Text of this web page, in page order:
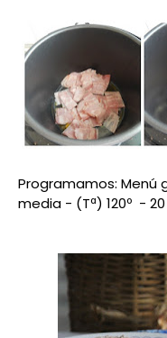
Programamos: Menú
media - (Tª) 120º -